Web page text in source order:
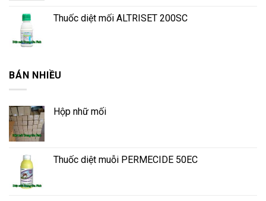
Thuốc diệt mối ALTRISET 200SC
BÁN NHIỀU
Hộp nhữ mối
Thuốc diệt muỗi PERMECIDE 50EC